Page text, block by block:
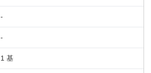
-
-
1 基